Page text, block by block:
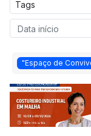
"Espaço de